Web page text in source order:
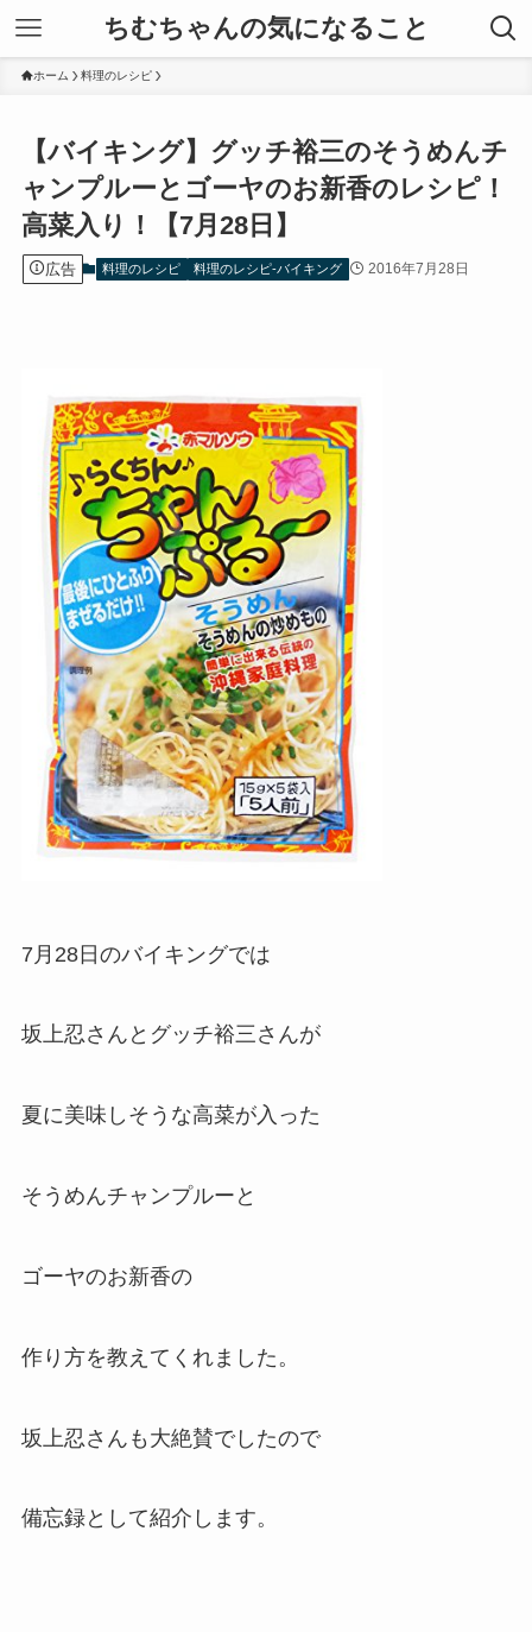
ちむちゃんの気になること
ホーム 料理のレシピ
【バイキング】グッチ裕三のそうめんチ
ャンプルーとゴーヤのお新香のレシピ！
高菜入り！【7月28日】
広告 料理のレシピ 料理のレシピ-バイキング 2016年7月28日
7月28日のバイキングでは
坂上忍さんとグッチ裕三さんが
夏に美味しそうな高菜が入った
そうめんチャンプルーと
ゴーヤのお新香の
作り方を教えてくれました。
坂上忍さんも大絶賛でしたので
備忘録として紹介します。